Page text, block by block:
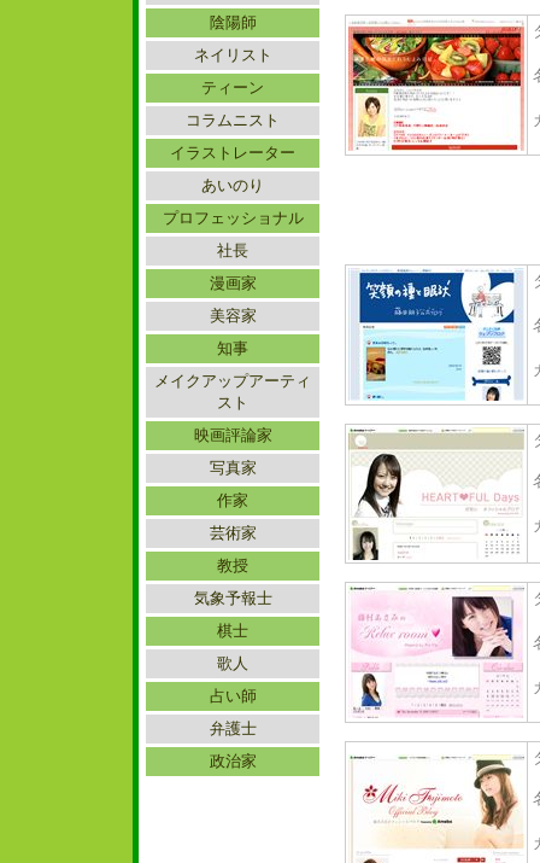
陰陽師
ネイリスト
ティーン
コラムニスト
イラストレーター
あいのり
プロフェッショナル
社長
漫画家
美容家
知事
メイクアップアーティ
スト
映画評論家
写真家
作家
芸術家
教授
気象予報士
棋士
歌人
占い師
弁護士
政治家